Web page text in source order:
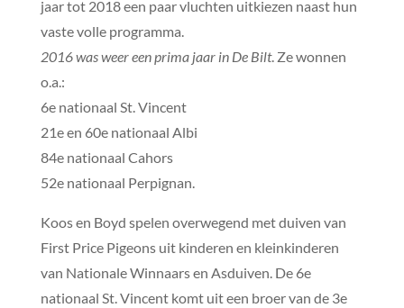
jaar tot 2018 een paar vluchten uitkiezen naast hun
vaste volle programma.
2016 was weer een prima jaar in De Bilt. Ze wonnen
o.a.:
6e nationaal St. Vincent
21e en 60e nationaal Albi
84e nationaal Cahors
52e nationaal Perpignan.
Koos en Boyd spelen overwegend met duiven van
First Price Pigeons uit kinderen en kleinkinderen
van Nationale Winnaars en Asduiven. De 6e
nationaal St. Vincent komt uit een broer van de 3e